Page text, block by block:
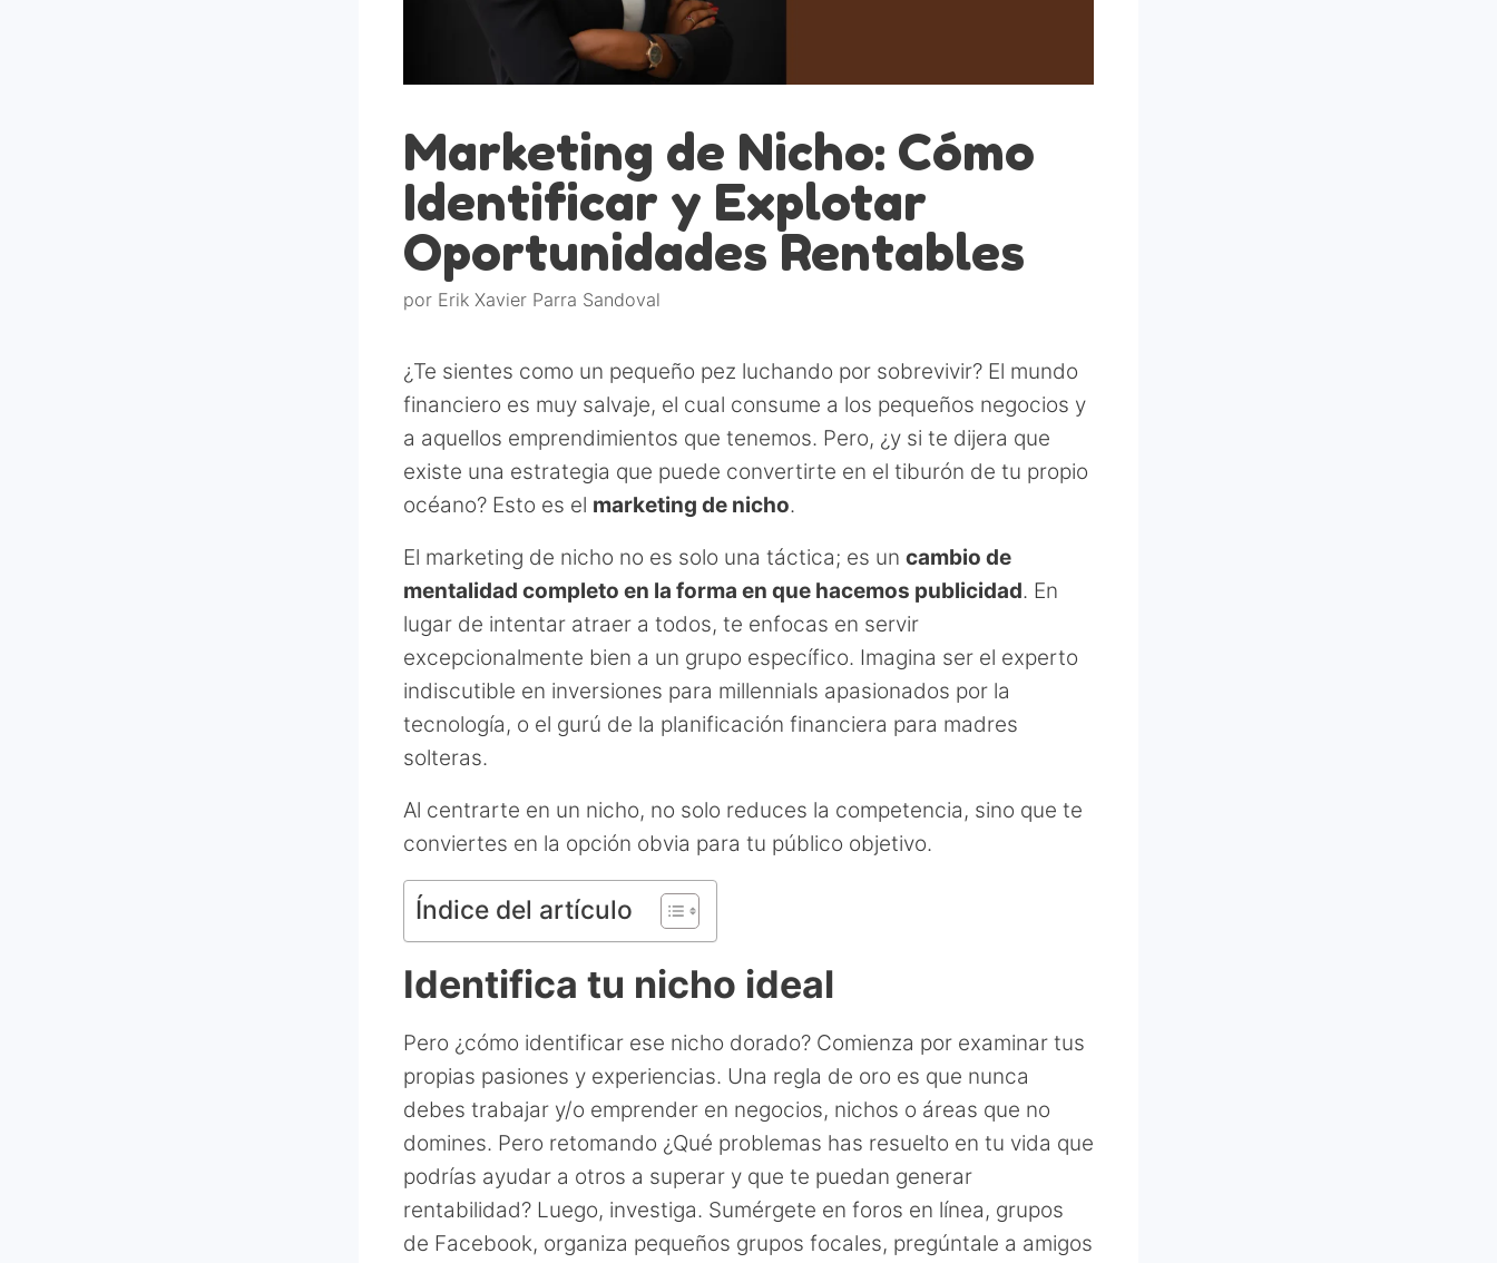
Marketing de Nicho: Cómo
Identificar y Explotar
Oportunidades Rentables
por Erik Xavier Parra Sandoval
¿Te sientes como un pequeño pez luchando por sobrevivir? El mundo
financiero es muy salvaje, el cual consume a los pequeños negocios y
a aquellos emprendimientos que tenemos. Pero, ¿y si te dijera que
existe una estrategia que puede convertirte en el tiburón de tu propio
océano? Esto es el marketing de nicho.
El marketing de nicho no es solo una táctica; es un cambio de
mentalidad completo en la forma en que hacemos publicidad. En
lugar de intentar atraer a todos, te enfocas en servir
excepcionalmente bien a un grupo específico. Imagina ser el experto
indiscutible en inversiones para millennials apasionados por la
tecnología, o el gurú de la planificación financiera para madres
solteras.
Al centrarte en un nicho, no solo reduces la competencia, sino que te
conviertes en la opción obvia para tu público objetivo.
Índice del artículo
Identifica tu nicho ideal
Pero ¿cómo identificar ese nicho dorado? Comienza por examinar tus
propias pasiones y experiencias. Una regla de oro es que nunca
debes trabajar y/o emprender en negocios, nichos o áreas que no
domines. Pero retomando ¿Qué problemas has resuelto en tu vida que
podrías ayudar a otros a superar y que te puedan generar
rentabilidad? Luego, investiga. Sumérgete en foros en línea, grupos
de Facebook, organiza pequeños grupos focales, pregúntale a amigos